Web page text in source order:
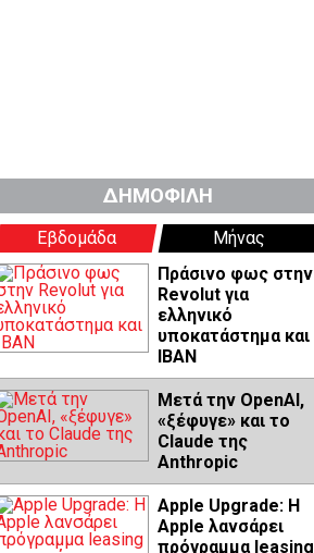
ΔΗΜΟΦΙΛΗ
Εβδομάδα
Μήνας
Πράσινο φως στην
Revolut για
ελληνικό
υποκατάστημα και
IBAN
Μετά την OpenAI,
«ξέφυγε» και το
Claude της
Anthropic
Apple Upgrade: Η
Apple λανσάρει
πρόγραμμα leasing